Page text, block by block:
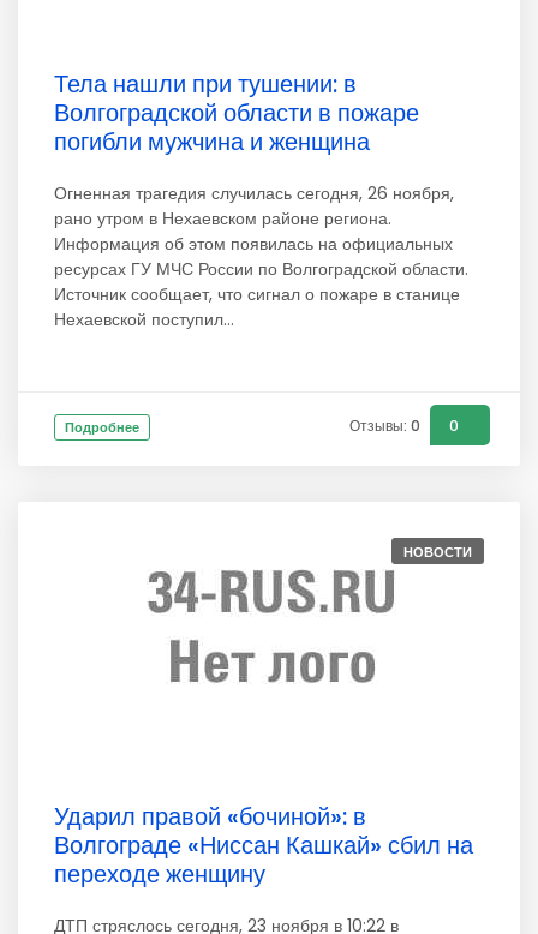
Тела нашли при тушении: в
Волгоградской области в пожаре
погибли мужчина и женщина
Огненная трагедия случилась сегодня, 26 ноября,
рано утром в Нехаевском районе региона.
Информация об этом появилась на официальных
ресурсах ГУ МЧС России по Волгоградской области.
Источник сообщает, что сигнал о пожаре в станице
Нехаевской поступил...
Подробнее Отзывы: 0 0
НОВОСТИ
Ударил правой «бочиной»: в
Волгограде «Ниссан Кашкай» сбил на
переходе женщину
ДТП стряслось сегодня, 23 ноября в 10:22 в